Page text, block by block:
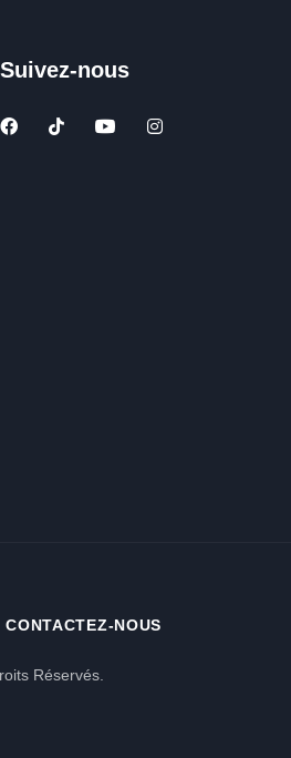
Suivez-nous
CONTACTEZ-NOUS
Réservés.